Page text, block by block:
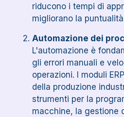
riducono i tempi di
migliorano la
Automazione dei
L'automazione è
gli errori manuali e
operazioni. I moduli
della produzione
strumenti per la
macchine, la gestione